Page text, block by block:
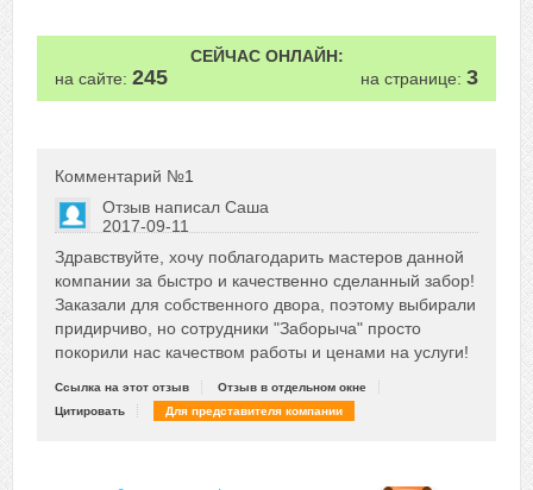
СЕЙЧАС ОНЛАЙН:
на сайте: 245 на странице: 3
Комментарий №1
Отзыв написал Саша
2017-09-11
+5
Сказать друзьям об отзыве
Здравствуйте, хочу поблагодарить мастеров данной
компании за быстро и качественно сделанный забор!
Заказали для собственного двора, поэтому выбирали
придирчиво, но сотрудники "Заборыча" просто
покорили нас качеством работы и ценами на услуги!
Ссылка на этот отзыв
Отзыв в отдельном окне
Цитировать
Для представителя компании